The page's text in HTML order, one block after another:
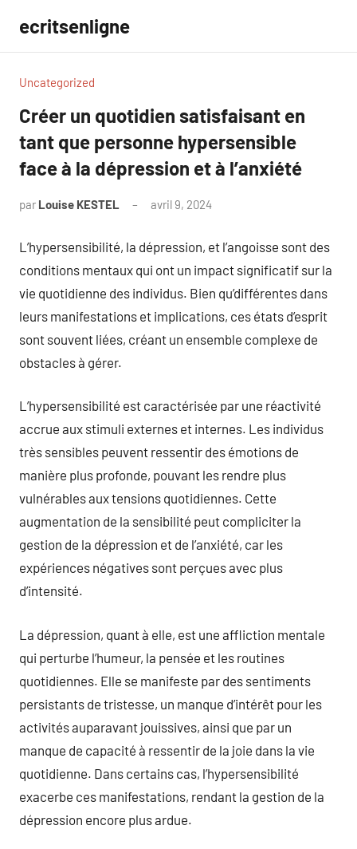
contenu
ecritsenligne
Uncategorized
Créer un quotidien satisfaisant en
tant que personne hypersensible
face à la dépression et à l’anxiété
par Louise KESTEL avril 9, 2024
L’hypersensibilité, la dépression, et l’angoisse sont des
conditions mentaux qui ont un impact significatif sur la
vie quotidienne des individus. Bien qu’différentes dans
leurs manifestations et implications, ces états d’esprit
sont souvent liées, créant un ensemble complexe de
obstacles à gérer.
L’hypersensibilité est caractérisée par une réactivité
accrue aux stimuli externes et internes. Les individus
très sensibles peuvent ressentir des émotions de
manière plus profonde, pouvant les rendre plus
vulnérables aux tensions quotidiennes. Cette
augmentation de la sensibilité peut compliciter la
gestion de la dépression et de l’anxiété, car les
expériences négatives sont perçues avec plus
d’intensité.
La dépression, quant à elle, est une affliction mentale
qui perturbe l’humeur, la pensée et les routines
quotidiennes. Elle se manifeste par des sentiments
persistants de tristesse, un manque d’intérêt pour les
activités auparavant jouissives, ainsi que par un
manque de capacité à ressentir de la joie dans la vie
quotidienne. Dans certains cas, l’hypersensibilité
exacerbe ces manifestations, rendant la gestion de la
dépression encore plus ardue.